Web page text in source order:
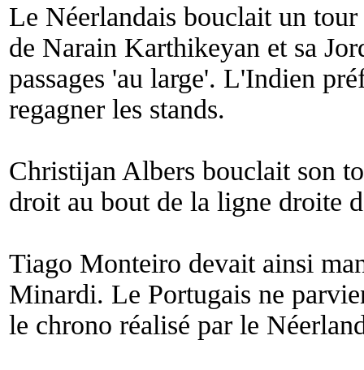
Le Néerlandais bouclait un
de Narain Karthikeyan et sa
passages 'au large'. L'Indien
regagner les stands.
Christijan Albers bouclait son
droit au bout de la ligne droite
Tiago Monteiro devait ainsi
Minardi. Le Portugais ne
le chrono réalisé par le